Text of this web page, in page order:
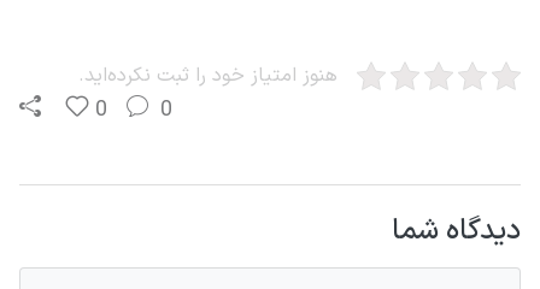
هنوز امتیاز خود را ثبت نکرده‌اید.
0 0
دیدگاه شما